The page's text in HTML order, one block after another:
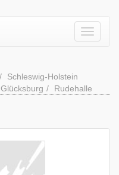
Schleswig-Holstein
Glücksburg Rudehalle